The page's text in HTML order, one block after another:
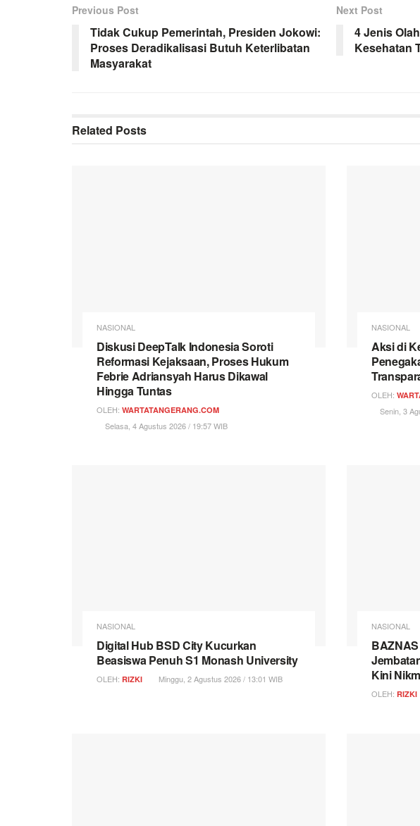
Previous Post
Tidak Cukup Pemerintah, Presiden Jokowi:
Proses Deradikalisasi Butuh Keterlibatan
Masyarakat
Next Post
4 Jenis
Kesehatan
Related Posts
NASIONAL
Diskusi DeepTalk Indonesia Soroti
Reformasi Kejaksaan, Proses Hukum
Febrie Adriansyah Harus Dikawal
Hingga Tuntas
OLEH: WARTATANGERANG.COM
Selasa, 4 Agustus 2026 / 19:57 WIB
NASIONAL
Aksi di
OLEH:
Senin, 3
NASIONAL
Digital Hub BSD City Kucurkan
Beasiswa Penuh S1 Monash University
OLEH: RIZKI Minggu, 2 Agustus 2026 / 13:01 WIB
NASIONAL
Kini
OLEH: RIZKI